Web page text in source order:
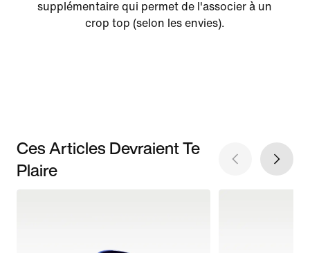
supplémentaire qui permet de l'associer à un
crop top (selon les envies).
Ces Articles Devraient Te
Plaire